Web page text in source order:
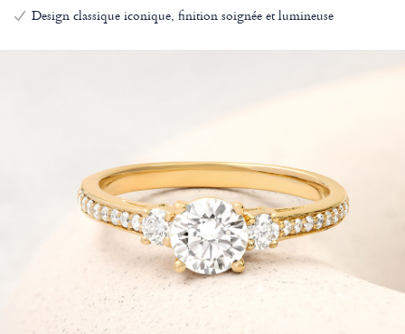
Design classique iconique, finition soignée et lumineuse